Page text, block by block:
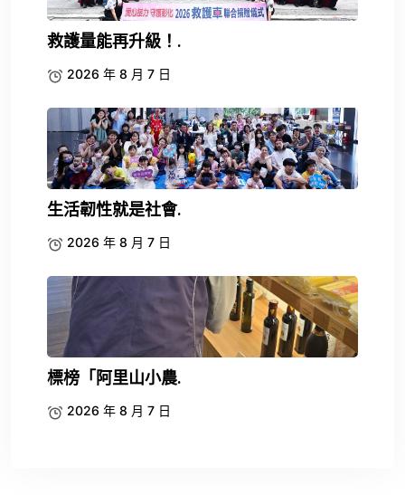
救護量能再升級！.
2026 年 8 月 7 日
生活韌性就是社會.
2026 年 8 月 7 日
標榜「阿里山小農.
2026 年 8 月 7 日